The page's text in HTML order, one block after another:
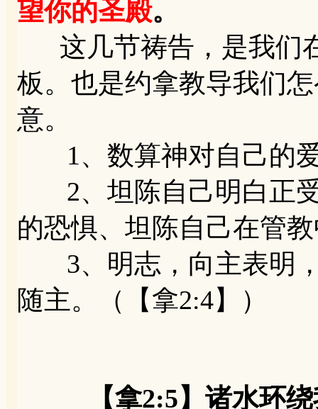
望你的圣殿。
这几节祷告，是我们
板。也是约拿教导我们
意。
1、数算神对自己的爱
2、坦陈自己明白正受
的恐惧、坦陈自己在管
3、明志，向主表明，
随主。（【拿2:4】）
【拿2:5】诸水环